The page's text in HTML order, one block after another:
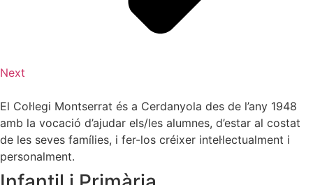
Next
El Col·legi Montserrat és a Cerdanyola des de l’any 1948
amb la vocació d’ajudar els/les alumnes, d’estar al costat
de les seves famílies, i fer-los créixer intel·lectualment i
personalment.